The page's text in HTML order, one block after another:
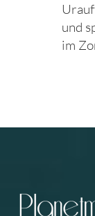
und
im